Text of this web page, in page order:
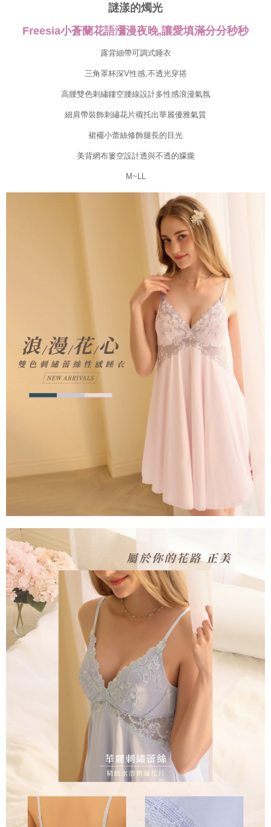
ロテクションズ（以下 AFTEE という）が提供し、AFTEEが代金を徴収し
の氏名、電話番号、受取人の氏名、電話番号、受取人住所を含むがこれに
限らない）は、AFTEEに渡され当サービスで必要な範囲内で利用されま
す。AFTEEの個人情報の収集、処理、利用について、詳細はAFTEE公式ホ
https://aftee.tw/privacypolicy/ ）。
AFTEEの初回ご利用の際に、審査を通過すれば、最高額がNT$10,000にな
納金が加算されます。未成年の利用者は、事前に法定代理人または後見人
行使したい場合は、ネットプロテクションズcs_tw@netprotections.co.jp
てAFTEEにご提供いただく、またはAFTEEにあなたの個人情報の収集、処
理、利用を許可することににご同意いただけない場合は、当サービスを選
謎漾的燭光
Freesia小蒼蘭花語瀰漫夜晚,讓愛填滿分分秒秒
露背細帶可調式睡衣
三角罩杯深V性感,不透光穿搭
高腰雙色刺繡鏤空腰線設計多性感浪漫氣氛
細肩帶裝飾刺繡花片襯托出華麗優雅氣質
裙襬小蕾絲修飾腿長的目光
美背網布簍空設計透與不透的朦朧
M~LL